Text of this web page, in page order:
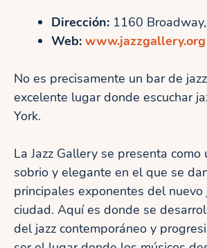
Dirección: 1160
Web: www.jazzgallery.org
No es precisamente un bar de
excelente lugar donde escuchar
York.
La Jazz Gallery se presenta como
sobrio y elegante en el que se
principales exponentes del nuevo
ciudad. Aquí es donde se
del jazz contemporáneo y